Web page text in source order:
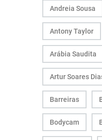
Andreia Sousa
Antony Taylor
Arábia Saudita
Artur Soares
Barreiras
Bodycam